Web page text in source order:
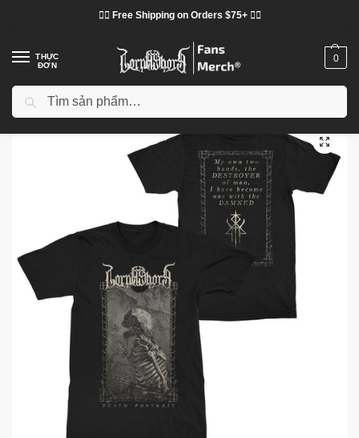
❤️‍🔥 Free Shipping on Orders $75+ ❤️‍🔥
THỰC
ĐƠN
0
Trang chủ / Cửa hàng / Lorna Shore vải